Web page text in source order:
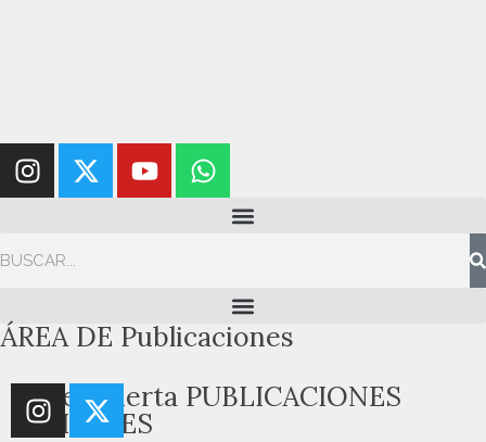
ÁREA DE Publicaciones
Serie Abierta PUBLICACIONES
DIGITALES